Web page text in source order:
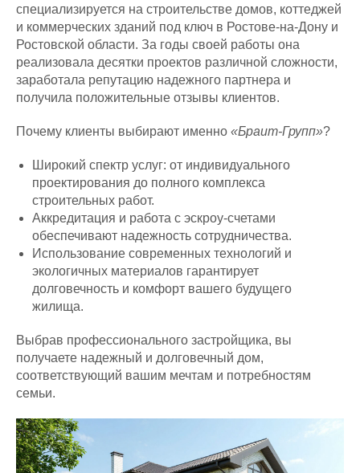
специализируется на строительстве домов, коттеджей
и коммерческих зданий под ключ в Ростове-на-Дону и
Ростовской области. За годы своей работы она
реализовала десятки проектов различной сложности,
заработала репутацию надежного партнера и
получила положительные отзывы клиентов.
Почему клиенты выбирают именно «Браит-Групп»?
Широкий спектр услуг: от индивидуального
проектирования до полного комплекса
строительных работ.
Аккредитация и работа с эскроу-счетами
обеспечивают надежность сотрудничества.
Использование современных технологий и
экологичных материалов гарантирует
долговечность и комфорт вашего будущего
жилища.
Выбрав профессионального застройщика, вы
получаете надежный и долговечный дом,
соответствующий вашим мечтам и потребностям
семьи.